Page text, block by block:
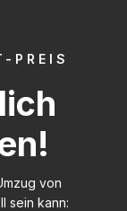
PREIS
von
sein kann: